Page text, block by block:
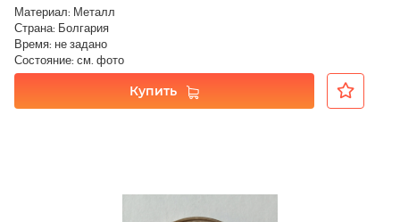
Материал: Металл
Страна: Болгария
Время: не задано
Состояние: см. фото
Купить